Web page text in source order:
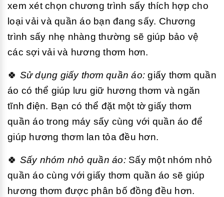
xem xét chọn chương trình sấy thích hợp cho
loại vải và quần áo bạn đang sấy. Chương
trình sấy nhẹ nhàng thường sẽ giúp bảo vệ
các sợi vải và hương thơm hơn.
🍀 Sử dụng giấy thơm quần áo: giấy thơm quần
áo có thể giúp lưu giữ hương thơm và ngăn
tĩnh điện. Bạn có thể đặt một tờ giấy thơm
quần áo trong máy sấy cùng với quần áo để
giúp hương thơm lan tỏa đều hơn.
🍀 Sấy nhóm nhỏ quần áo:Sấy một nhóm nhỏ
quần áo cùng với giấy thơm quần áo sẽ giúp
hương thơm được phân bố đồng đều hơn.